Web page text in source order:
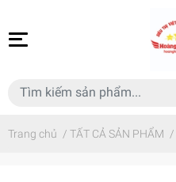
Trang chủ / TẤT CẢ SẢN PHẨM /